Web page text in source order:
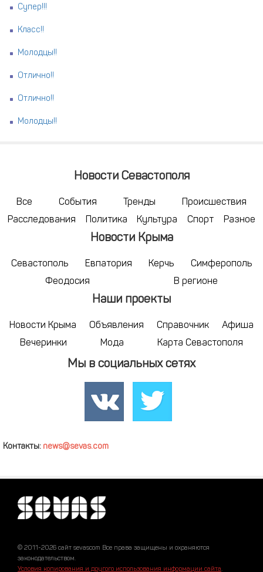
Супер!!!
Класс!!
Молодцы!!
Отлично!!
Отлично!!
Молодцы!!
Новости Севастополя
Все События Тренды
Происшествия
Расследования
Политика Культура Спорт Разное
Новости Крыма
Севастополь Евпатория Керчь
Симферополь
Феодосия
В регионе
Наши проекты
Новости Крыма Объявления Справочник
Афиша
Вечеринки
Мода Карта Севастополя
Мы в социальных сетях
Контакты: news@sevas.com
© 2011-2026 сайт sevascom Все права защищены и охраняются
законодательством.
Условия копирования и другого использования информации сайта.